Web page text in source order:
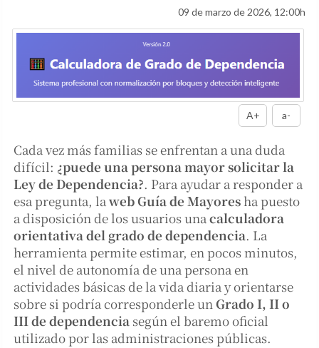
09 de marzo de 2026, 12:00h
A+ a-
Cada vez más familias se enfrentan a una duda
difícil: ¿puede una persona mayor solicitar la
Ley de Dependencia?. Para ayudar a responder a
esa pregunta, laweb Guía de Mayores ha puesto
a disposición de los usuarios unacalculadora
orientativa del grado de dependencia. La
herramienta permite estimar, en pocos minutos,
el nivel de autonomía de una persona en
actividades básicas de la vida diaria y orientarse
sobre si podría corresponderle unGrado I, II o
III de dependencia según el baremo oficial
utilizado por las administraciones públicas.